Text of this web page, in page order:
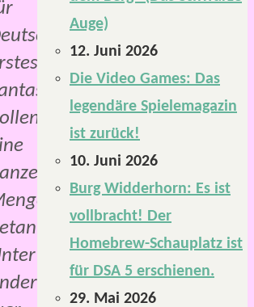
Auge)
12. Juni 2026
Die Video Games: Das
legendäre Spielemagazin
ist zurück!
10. Juni 2026
Burg Widderhorn: Es ist
vollbracht! Der
Homebrew-Schauplatz ist
für DSA 5 erschienen.
29. Mai 2026